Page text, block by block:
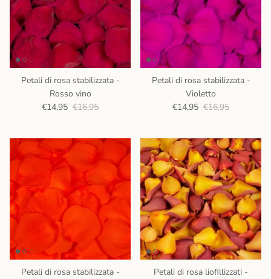
Petali di rosa stabilizzata -
Rosso vino
€14,95 €16,95
Petali di rosa stabilizzata -
Violetto
€14,95 €16,95
Petali di rosa stabilizzata -
Petali di rosa liofillizzati -